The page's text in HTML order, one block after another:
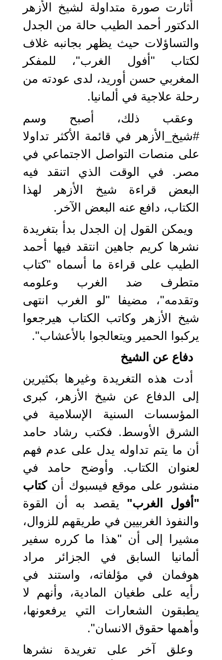
أثارت صورة متداولة لشيخ الأزهر
الدكتور أحمد الطيب حالة من الجدل
والتساؤلات حيث يظهر بجانبه غلاف
لكتاب "أفول الغرب"، للمفكر
المغربي حسن أوريد، لدى عودته من
رحلة علاجية في ألمانيا.
وعقب ذلك، أصبح وسم
#شيخ_الأزهر في قائمة الأكثر تداولا
على منصات التواصل الاجتماعي في
مصر. في الوقت الذي اتنقد فيه
البعض قراءة شيخ الأزهر لهذا
الكتاب، دافع عنه البعض الآخر.
ويمكن القول إن الجدل بدأ بتغريدة
نشرها كريم جاهين انتقد فيها أحمد
الطيب على قراءة ما أسماه "كتاب
متطرف ضد الغرب وعلومه
وتقدمه"، مضيفا "لو الغرب انتهى
شيخ الأزهر وكاتب الكتاب هيرجعوا
يركبوا الحمير ويتعالجوا بالأعشاب".
دفاع عن الشيخ
أدت هذه التغريدة وغيرها بكثيرين
إلى الدفاع عن شيخ الأزهر، كبرى
المؤسسات السنية الإسلامية في
الشرق الأوسط. فكتب رشاد حامد
أن ما يتم تداوله يدل على عدم فهم
لعنوان الكتاب. وأوضح حامد في
منشور على موقع فيسبوك أنكتاب
"أفول الغرب" يقصد به أن القوة
والنفوذ الغربيين في طريقهم للزوال،
مشيرا إلى أن "هذا ما كرره سفير
ألمانيا السابق في الجزائر مراد
هوفمان في مؤلفاته، واستند في
رأيه على طغيان المادية، وأنهم لا
يطبقون الشعارات التي يرفعونها،
وأهمها حقوق الانسان".
وعلق آخر على تغريدة نشرها